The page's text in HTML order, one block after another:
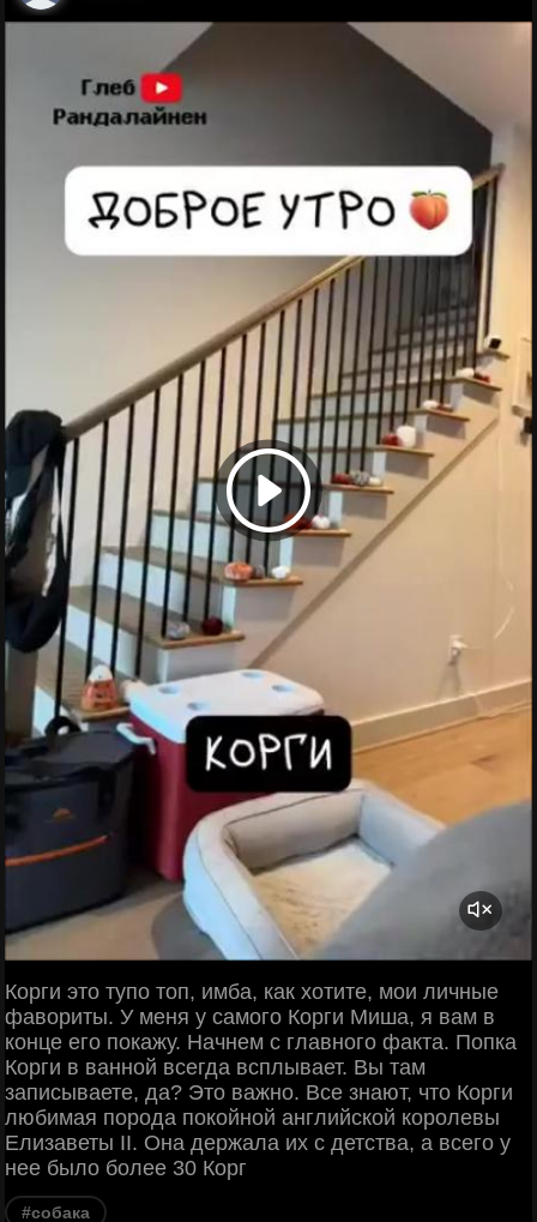
Корги это тупо топ, имба, как хотите, мои личные
фавориты. У меня у самого Корги Миша, я вам в
конце его покажу. Начнем с главного факта. Попка
Корги в ванной всегда всплывает. Вы там
записываете, да? Это важно. Все знают, что Корги
любимая порода покойной английской королевы
Елизаветы II. Она держала их с детства, а всего у
нее было более 30 Корг
#собака